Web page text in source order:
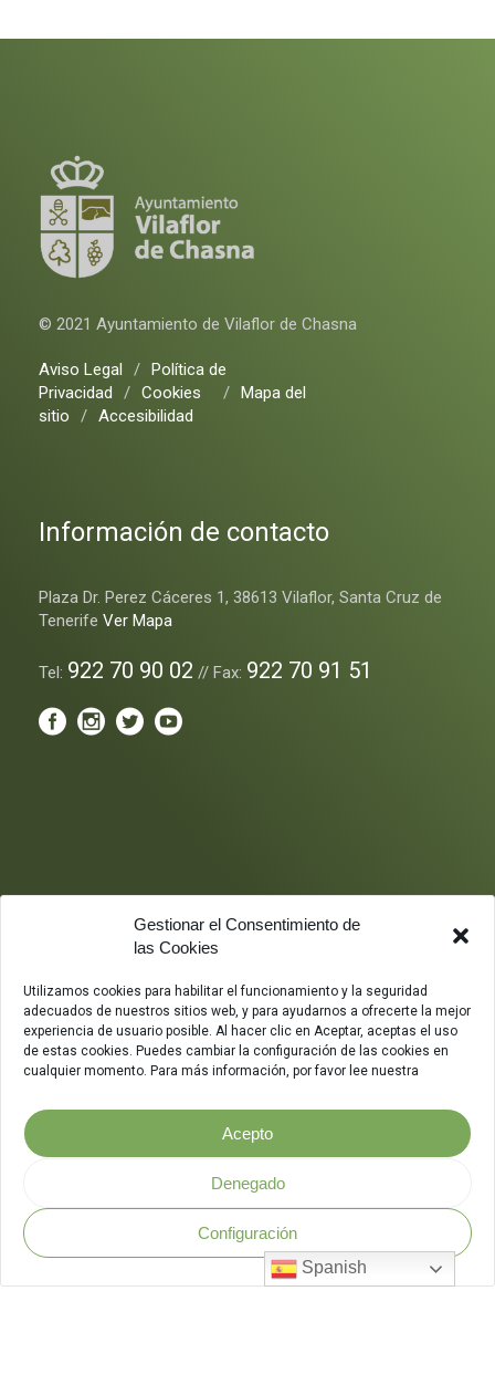
Gestionar el Consentimiento de
las Cookies
Utilizamos cookies para habilitar el funcionamiento y la seguridad
adecuados de nuestros sitios web, y para ayudarnos a ofrecerte la mejor
experiencia de usuario posible. Al hacer clic en Aceptar, aceptas el uso
de estas cookies. Puedes cambiar la configuración de las cookies en
cualquier momento. Para más información, por favor lee nuestra
Acepto
Denegado
Configuración
© 2021 Ayuntamiento de Vilaflor de Chasna
Aviso Legal / Política de
Privacidad
/ Cookies / Mapa del
sitio
/ Accesibilidad
Información de contacto
Plaza Dr. Perez Cáceres 1, 38613 Vilaflor, Santa Cruz de
Tenerife Ver Mapa
Tel: 922 70 90 02 // Fax: 922 70 91 51
Política de Seguridad
Spanish